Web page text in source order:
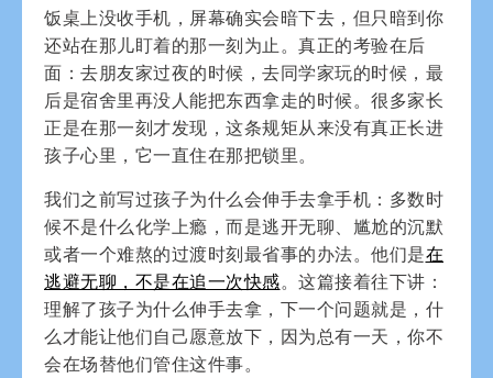
饭桌上没收手机，屏幕确实会暗下去，但只暗到你
还站在那儿盯着的那一刻为止。真正的考验在后
面：去朋友家过夜的时候，去同学家玩的时候，最
后是宿舍里再没人能把东西拿走的时候。很多家长
正是在那一刻才发现，这条规矩从来没有真正长进
孩子心里，它一直住在那把锁里。
我们之前写过孩子为什么会伸手去拿手机：多数时
候不是什么化学上瘾，而是逃开无聊、尴尬的沉默
或者一个难熬的过渡时刻最省事的办法。他们是在
逃避无聊，不是在追一次快感。这篇接着往下讲：
理解了孩子为什么伸手去拿，下一个问题就是，什
么才能让他们自己愿意放下，因为总有一天，你不
会在场替他们管住这件事。